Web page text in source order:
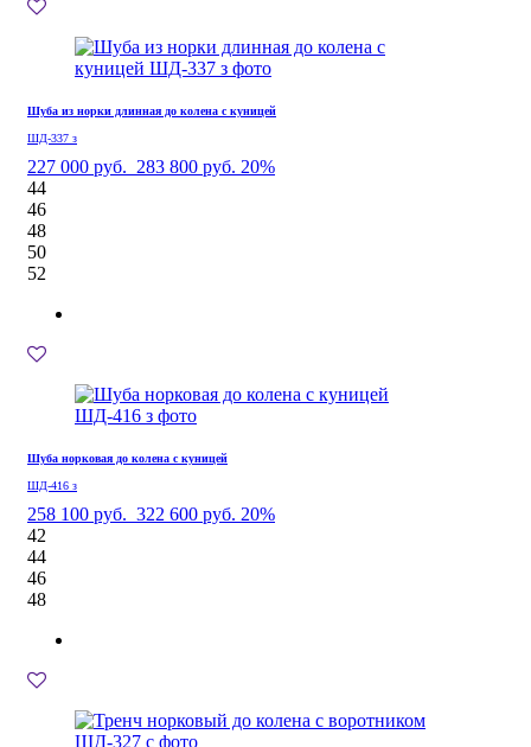
Шуба из норки длинная до колена с куницей
ШД-337 з
227 000 руб. 283 800 руб. 20%
44
46
48
50
52
Шуба норковая до колена с куницей
ШД-416 з
258 100 руб. 322 600 руб. 20%
42
44
46
48